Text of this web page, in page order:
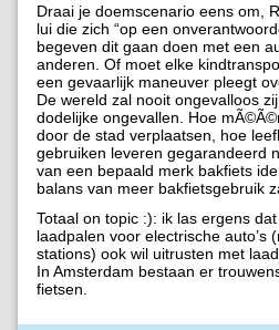
Draai je doemscenario eens om,
lui die zich “op een
begeven dit gaan doen met een
anderen. Of moet elke
een gevaarlijk maneuver pleegt
De wereld zal nooit ongevalloos
dodelijke ongevallen. Hoe
door de stad verplaatsen, hoe
gebruiken leveren gegarandeerd
van een bepaald merk bakfiets
balans van meer bakfietsgebruik
Totaal on topic :): ik las ergens
laadpalen voor electrische auto’s
stations) ook wil uitrusten met
In Amsterdam bestaan er
fietsen.